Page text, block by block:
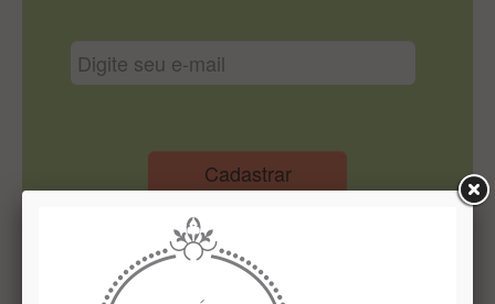
Cadastrar
Institucional